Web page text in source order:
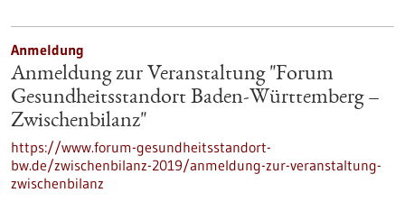
Anmeldung
Anmeldung zur Veranstaltung "Forum
Gesundheitsstandort Baden-Württemberg –
Zwischenbilanz"
https://www.forum-gesundheitsstandort-
bw.de/zwischenbilanz-2019/anmeldung-zur-veranstaltung-
zwischenbilanz